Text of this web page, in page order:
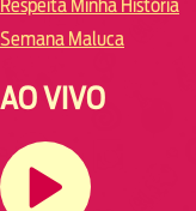
Respeita Minha História
Semana Maluca
AO VIVO